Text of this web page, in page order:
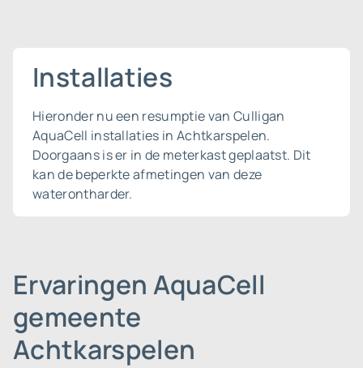
Installaties
Hieronder nu een resumptie van Culligan
AquaCell installaties in Achtkarspelen.
Doorgaans is er in de meterkast geplaatst. Dit
kan de beperkte afmetingen van deze
waterontharder.
Ervaringen AquaCell
gemeente
Achtkarspelen